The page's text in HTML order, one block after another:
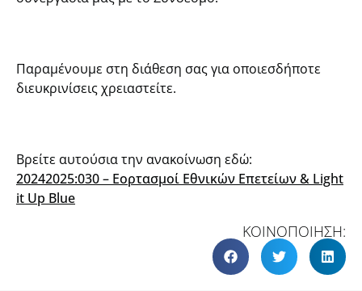
Παραμένουμε στη διάθεση σας για οποιεσδήποτε
διευκρινίσεις χρειαστείτε.
Βρείτε αυτούσια την ανακοίνωση εδώ:
20242025:030 – Εορτασμοί Εθνικών Επετείων & Light
it Up Blue
ΚΟΙΝΟΠΟΙΗΣΗ: